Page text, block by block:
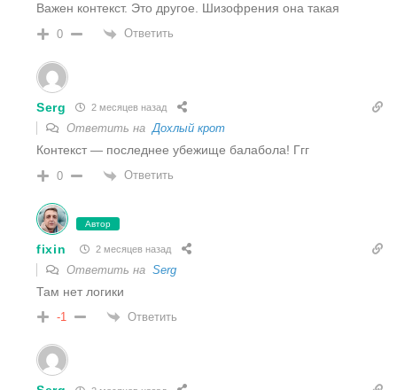
Важен контекст. Это другое. Шизофрения она такая
0 Ответить
Serg 2 месяцев назад
Ответить на Дохлый крот
Контекст — последнее убежище балабола! Ггг
0 Ответить
Автор
fixin 2 месяцев назад
Ответить на Serg
Там нет логики
-1 Ответить